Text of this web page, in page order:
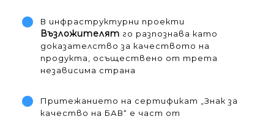
В инфраструктурни проекти
Възложителят го разпознава като
доказателство за качеството на
продукта, осъществено от трета
независима страна
Притежанието на сертификат „Знак за
качество на БАВ“ е част от